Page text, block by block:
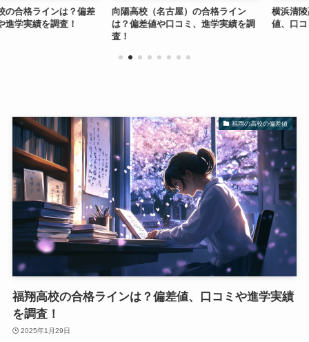
インは？偏差
を調査！
向陽高校（名古屋）の合格ライン
は？偏差値や口コミ、進学実績を調
横浜清陵高校の
値、口コミや進
福岡の高校の偏差値
福翔高校の合格ラインは？偏差値、口コミや進学実績
を調査！
2025年1月29日